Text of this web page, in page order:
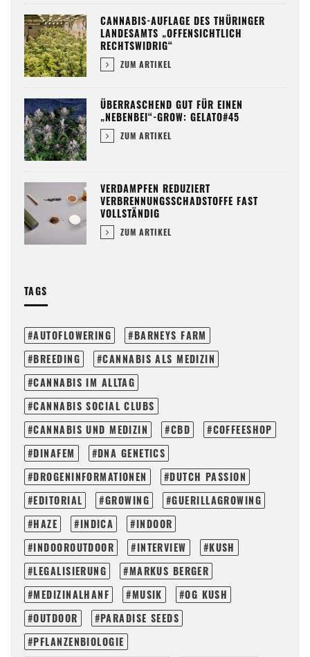
CANNABIS-AUFLAGE DES THÜRINGER
LANDESAMTS „OFFENSICHTLICH
RECHTSWIDRIG“
ZUM ARTIKEL
ÜBERRASCHEND GUT FÜR EINEN
„NEBENBEI“-GROW: GELATO#45
ZUM ARTIKEL
VERDAMPFEN REDUZIERT
VERBRENNUNGSSCHADSTOFFE FAST
VOLLSTÄNDIG
ZUM ARTIKEL
TAGS
AUTOFLOWERING
BARNEYS FARM
BREEDING
CANNABIS ALS MEDIZIN
CANNABIS IM ALLTAG
CANNABIS SOCIAL CLUBS
CANNABIS UND MEDIZIN
CBD
COFFEESHOP
DINAFEM
DNA GENETICS
DROGENINFORMATIONEN
DUTCH PASSION
EDITORIAL
GROWING
GUERILLAGROWING
HAZE
INDICA
INDOOR
INDOOROUTDOOR
INTERVIEW
KUSH
LEGALISIERUNG
MARKUS BERGER
MEDIZINALHANF
MUSIK
OG KUSH
OUTDOOR
PARADISE SEEDS
PFLANZENBIOLOGIE